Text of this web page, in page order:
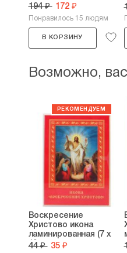
194 ₽ 172 ₽
Понравилось 15 людям
В КОРЗИНУ
Возможно,
Воскресение
Христово икона
ламинированная (7 х
10...
44 ₽ 35 ₽